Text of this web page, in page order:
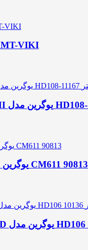
مبدل HDMI به VGA برند MT-VIKI
تبدیل HDMI به VGA یوگرین مدل CM611 90813